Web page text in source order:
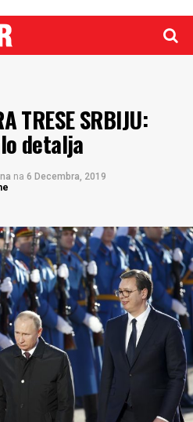
TRESE SRBIJU:
detalja
na 6 Decembra, 2019